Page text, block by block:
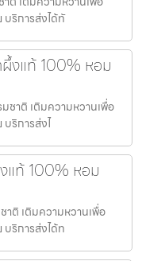
บริการส่งได้ทั
งแท้ 100% หอม
ชาติ เติมความหวานเพื่อ
ริการส่งไ
แท้ 100% หอม
าติ เติมความหวานเพื่อ
ริการส่งได้ท